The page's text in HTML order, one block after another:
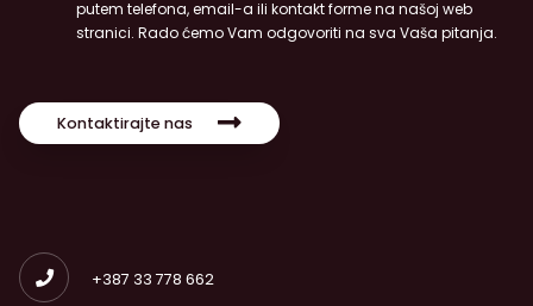
putem telefona, email-a ili kontakt forme na našoj web
stranici. Rado ćemo Vam odgovoriti na sva Vaša pitanja.
Kontaktirajte nas
+387 33 778 662